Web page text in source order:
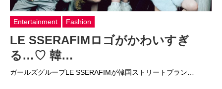
Entertainment Fashion
LE SSERAFIMロゴがかわいすぎ
る…♡ 韓…
ガールズグループLE SSERAFIMが韓国ストリートブラン…